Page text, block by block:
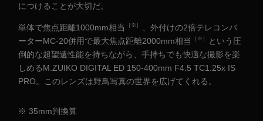
につけることが大切だ。
単体で焦点距離1000mm相当 ［※］
、外付けの2倍テレコンバ
ーターMC-20併用で最大焦点距離2000mm相当
［※］
という圧
倒的な超望遠性能を持ちながら、手持ちでも快適な撮影を楽
しめるM.ZUIKO DIGITAL ED 150-400mm F4.5 TC1.25x IS
PRO。このレンズは野鳥写真の世界を広げてくれる。
※ 35mm判換算